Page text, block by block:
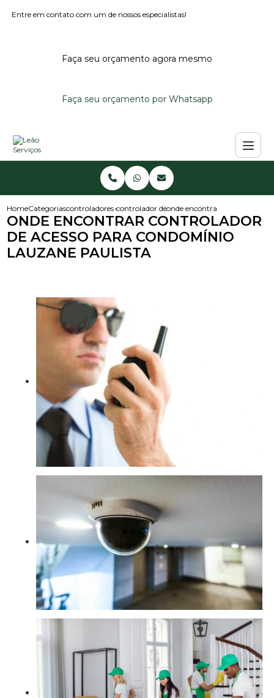
Entre em contato com um de nossos especialistas!
Faça seu orçamento agora mesmo
Faça seu orçamento por Whatsapp
HomeCategoriascontroladores de acessocontrolador de acesso portaria
onde encontrar controlador
ONDE ENCONTRAR CONTROLADOR
DE ACESSO PARA CONDOMÍNIO
LAUZANE PAULISTA